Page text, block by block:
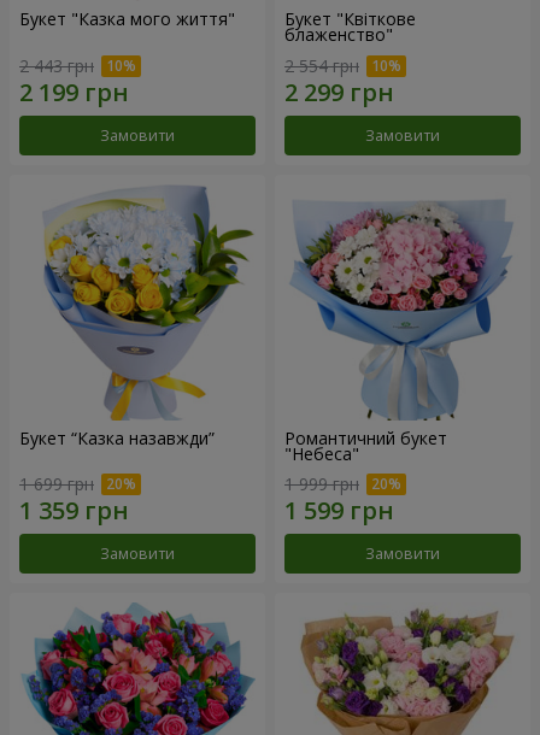
Букет "Казка мого життя"
2 443 грн
Замовити
Букет "Квіткове
блаженство"
2 554 грн
Замовити
Букет “Казка назавжди”
1 699 грн
Замовити
Романтичний букет
"Небеса"
1 999 грн
Замовити